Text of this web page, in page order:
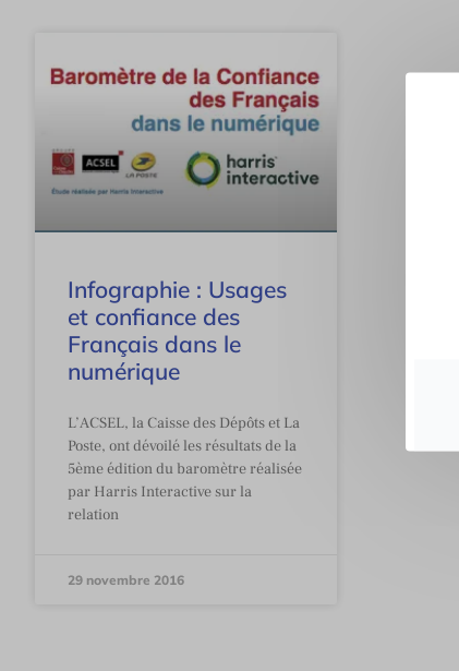
Infographie : Usages
et confiance des
Français dans le
numérique
L’ACSEL, la Caisse des Dépôts et La
Poste, ont dévoilé les résultats de la
5ème édition du baromètre réalisée
par Harris Interactive sur la
relation
29 novembre 2016